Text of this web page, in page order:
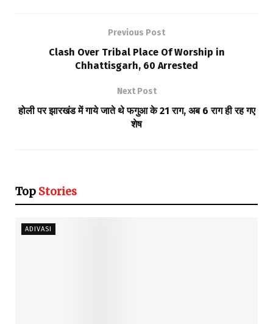
Previous Post
Clash Over Tribal Place Of Worship in
Chhattisgarh, 60 Arrested
Next Post
होली पर झारखंड में गाये जाते थे फगुआ के 21 राग, अब 6 राग ही रह गए
शेष
Top Stories
ADIVASI